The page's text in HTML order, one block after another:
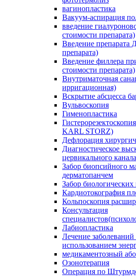
вагинопластика
Вакуум-аспирация
введение
стоимости препарата)
Введение препарата
препарата)
Введение филлера
стоимости препарата)
Внутриматочная
ирригационная)
Вскрытие абсцесса
Вульвоскопия
Гименопластика
KARL STORZ)
Дефлорация
Диагностическое
цервикального канала
Забор биопсийного
дерматопанчем
Забор
Кардиотокография
Кольпоскопия
Консультация
Лабиопластика
Лечение
использованием
медикаментозный
Озонотерапия
Операция по